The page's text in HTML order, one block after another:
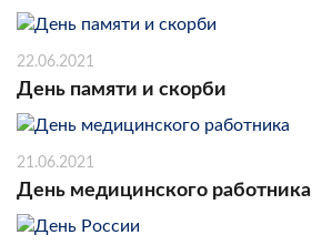
22.06.2021
День памяти и скорби
21.06.2021
День медицинского работника